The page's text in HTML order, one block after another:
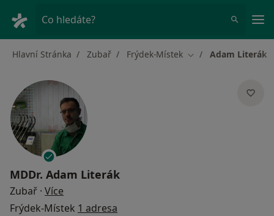
Co hledáte?
Hlavní Stránka Zubař Frýdek-Místek Změna města
Adam Literák
MDDr. Adam Literák
Zubař · Více
Frýdek-Místek 1 adresa